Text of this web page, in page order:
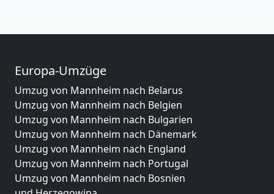
Europa-Umzüge
Umzug von Mannheim nach Belarus
Umzug von Mannheim nach Belgien
Umzug von Mannheim nach Bulgarien
Umzug von Mannheim nach Dänemark
Umzug von Mannheim nach England
Umzug von Mannheim nach Portugal
Umzug von Mannheim nach Bosnien